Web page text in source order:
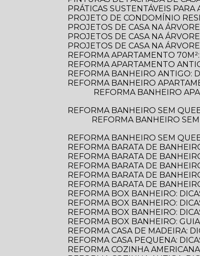
PRÁTICAS SUSTENTÁVEIS
PROJETO DE CONDOMÍNIO
PROJETOS DE CASA NA
PROJETOS DE CASA NA
PROJETOS DE CASA NA
REFORMA APARTAMENTO
REFORMA APARTAMENTO
REFORMA BANHEIRO ANTIGO:
REFORMA BANHEIRO
REFORMA BANHEIRO APARTAMENTO: DICAS ESSENCIAIS PARA TRANSFORMAR SEU ESPAÇO COM ESTILO E
REFORMA BANHEIRO SEM
REFORMA BANHEIRO SEM QUEBRAR: DESCUBRA COMO TRANSFORMAR SEU ESPAÇO DE FORMA PRÁTICA E
REFORMA BANHEIRO SEM
REFORMA BARATA DE
REFORMA BARATA DE
REFORMA BARATA DE
REFORMA BARATA DE
REFORMA BARATA DE
REFORMA BOX BANHEIRO:
REFORMA BOX BANHEIRO:
REFORMA BOX BANHEIRO:
REFORMA BOX BANHEIRO:
REFORMA CASA DE MADEIRA:
REFORMA CASA PEQUENA:
REFORMA COZINHA